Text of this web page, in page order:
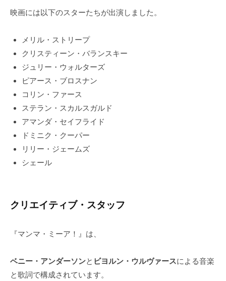
映画には以下のスターたちが出演しました。
メリル・ストリープ
クリスティーン・バランスキー
ジュリー・ウォルターズ
ピアース・ブロスナン
コリン・ファース
ステラン・スカルスガルド
アマンダ・セイフライド
ドミニク・クーパー
リリー・ジェームズ
シェール
クリエイティブ・スタッフ
『マンマ・ミーア！』は、
ベニー・アンダーソンと ビヨルン・ウルヴァースによる音楽
と歌詞で構成されています。